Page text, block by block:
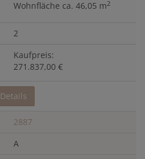
Wohnfläche ca. 46,05 m2
2
Kaufpreis:
271.837,00 €
Details
2887
A